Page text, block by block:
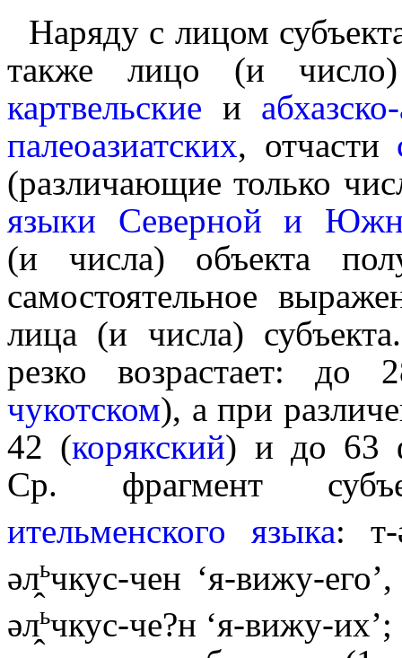
Наряду с лицом
также лицо (и
картвельские и
палеоазиатских, отчасти
(различающие только
языки Северной и
(и числа) объекта
самостоятельное
лица (и числа)
резко возрастает:
чукотском), а при
42 (корякский) и до 63
Ср. фрагмент
ительменского языка: т-
әл̭ьчкус-чен ‘я-вижу-
әл̭ьчкус-че?н ‘я-вижу-